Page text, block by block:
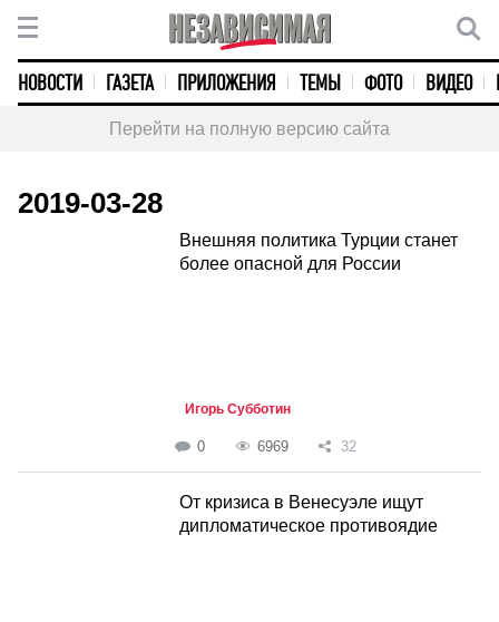
НОВОСТИ ГАЗЕТА ПРИЛОЖЕНИЯ ТЕМЫ ФОТО ВИДЕО
Перейти на полную версию сайта
2019-03-28
Внешняя политика Турции станет
более опасной для России
Игорь Субботин
0 6969 32
От кризиса в Венесуэле ищут
дипломатическое противоядие